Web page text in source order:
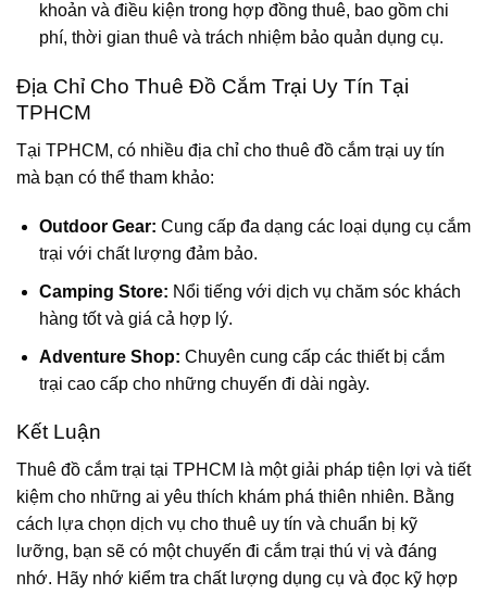
khoản và điều kiện trong hợp đồng thuê, bao gồm chi
phí, thời gian thuê và trách nhiệm bảo quản dụng cụ.
Địa Chỉ Cho Thuê Đồ Cắm Trại Uy Tín Tại
TPHCM
Tại TPHCM, có nhiều địa chỉ cho thuê đồ cắm trại uy tín
mà bạn có thể tham khảo:
Outdoor Gear: Cung cấp đa dạng các loại dụng cụ cắm
trại với chất lượng đảm bảo.
Camping Store: Nổi tiếng với dịch vụ chăm sóc khách
hàng tốt và giá cả hợp lý.
Adventure Shop: Chuyên cung cấp các thiết bị cắm
trại cao cấp cho những chuyến đi dài ngày.
Kết Luận
Thuê đồ cắm trại tại TPHCM là một giải pháp tiện lợi và tiết
kiệm cho những ai yêu thích khám phá thiên nhiên. Bằng
cách lựa chọn dịch vụ cho thuê uy tín và chuẩn bị kỹ
lưỡng, bạn sẽ có một chuyến đi cắm trại thú vị và đáng
nhớ. Hãy nhớ kiểm tra chất lượng dụng cụ và đọc kỹ hợp